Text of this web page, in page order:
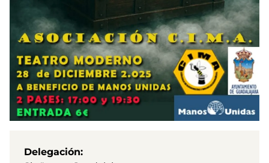
Delegación